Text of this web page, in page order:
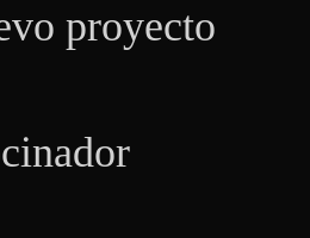
proyecto